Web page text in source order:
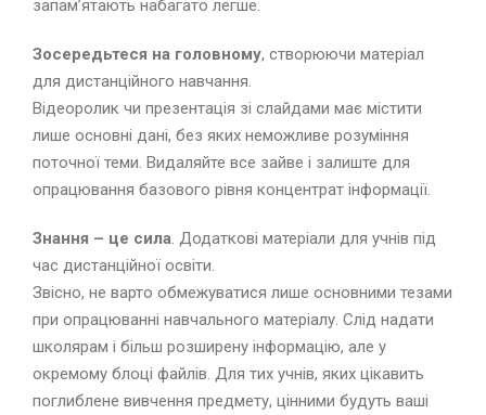
запам’ятають набагато легше.
Зосередьтеся на головному, створюючи матеріал
для дистанційного навчання.
Відеоролик чи презентація зі слайдами має містити
лише основні дані, без яких неможливе розуміння
поточної теми. Видаляйте все зайве і залиште для
опрацювання базового рівня концентрат інформації.
Знання – це сила. Додаткові матеріали для учнів під
час дистанційної освіти.
Звісно, не варто обмежуватися лише основними тезами
при опрацюванні навчального матеріалу. Слід надати
школярам і більш розширену інформацію, але у
окремому блоці файлів. Для тих учнів, яких цікавить
поглиблене вивчення предмету, цінними будуть ваші